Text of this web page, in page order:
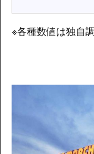
※各種数値は独自